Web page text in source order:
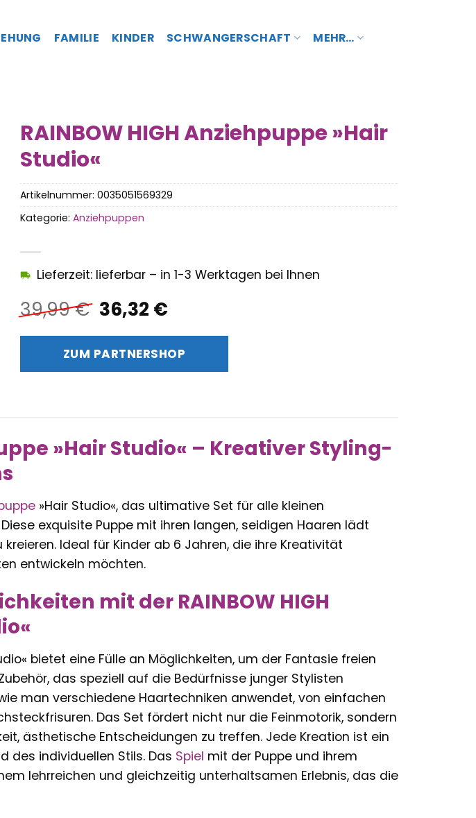
FAMILIE KINDER SCHWANGERSCHAFT MEHR…
RAINBOW HIGH Anziehpuppe »Hair
Studio«
39,99€ Ursprünglicher
Preis
war:
39,99 €
36,32 €Aktueller
ist:
36,32 €.
Lieferzeit: lieferbar – in 1-3 Werktagen bei Ihnen
ZUM PARTNERSHOP
Artikelnummer: 0035051569329
Kategorie: Anziehpuppen
»Hair Studio« – Kreativer Styling-
»Hair Studio«, das ultimative Set für alle kleinen
exquisite Puppe mit ihren langen, seidigen Haaren lädt
Ideal für Kinder ab 6 Jahren, die ihre Kreativität
entwickeln möchten.
mit der RAINBOW HIGH
bietet eine Fülle an Möglichkeiten, um der Fantasie freien
das speziell auf die Bedürfnisse junger Stylisten
man verschiedene Haartechniken anwendet, von einfachen
Das Set fördert nicht nur die Feinmotorik, sondern
ästhetische Entscheidungen zu treffen. Jede Kreation ist ein
des individuellen Stils. Das Spiel mit der Puppe und ihrem
lehrreichen und gleichzeitig unterhaltsamen Erlebnis, das die